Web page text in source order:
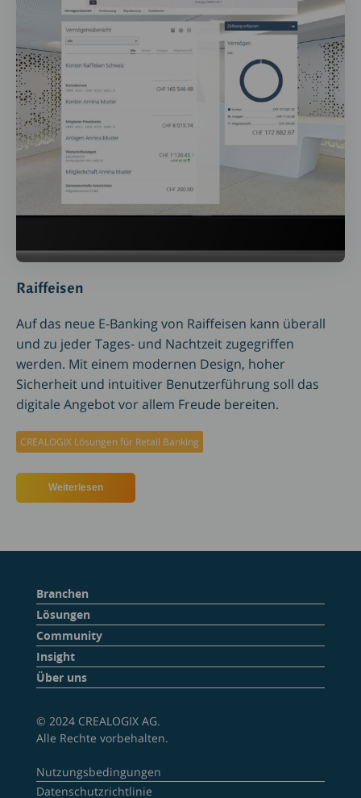
Raiffeisen
Auf das neue E-Banking von Raiffeisen kann überall
und zu jeder Tages- und Nachtzeit zugegriffen
werden. Mit einem modernen Design, hoher
Sicherheit und intuitiver Benutzerführung soll das
digitale Angebot vor allem Freude bereiten.
CREALOGIX Lösungen für Retail Banking
Weiterlesen
Branchen
Lösungen
Community
Insight
Über uns
© 2024 CREALOGIX AG.
Alle Rechte vorbehalten.
Nutzungsbedingungen
Datenschutzrichtlinie